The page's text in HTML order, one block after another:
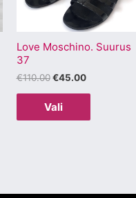
Love Moschino. Suurus
37
€110.00 €45.00
Vali
Valikuid
saab
teha